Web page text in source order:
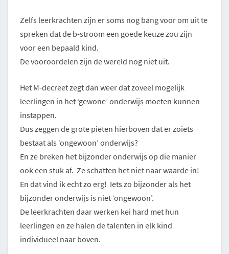
Zelfs leerkrachten zijn er soms nog bang voor om uit te
spreken dat de b-stroom een goede keuze zou zijn
voor een bepaald kind.
De vooroordelen zijn de wereld nog niet uit.
Het M-decreet zegt dan weer dat zoveel mogelijk
leerlingen in het ‘gewone’ onderwijs moeten kunnen
instappen.
Dus zeggen de grote pieten hierboven dat er zoiets
bestaat als ‘ongewoon’ onderwijs?
En ze breken het bijzonder onderwijs op die manier
ook een stuk af. Ze schatten het niet naar waarde in!
En dat vind ik echt zo erg! Iets zo bijzonder als het
bijzonder onderwijs is niet ‘ongewoon’.
De leerkrachten daar werken kei hard met hun
leerlingen en ze halen de talenten in elk kind
individueel naar boven.